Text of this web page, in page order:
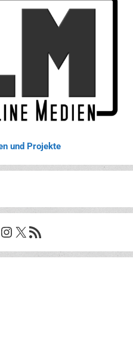
und Projekte
Instagram
X RSS-Feed